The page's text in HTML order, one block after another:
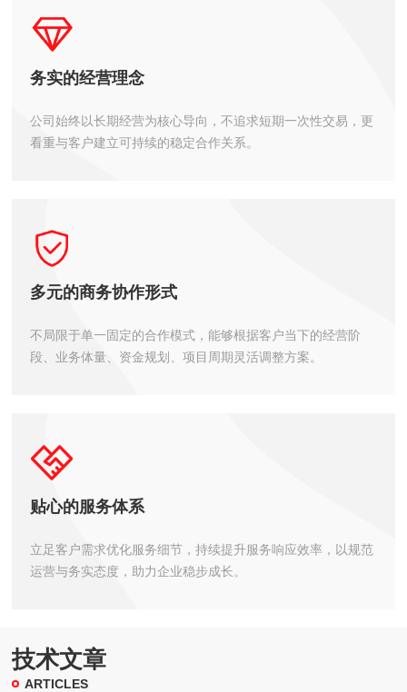
务实的经营理念
公司始终以长期经营为核心导向，不追求短期一次性交易，更
看重与客户建立可持续的稳定合作关系。
多元的商务协作形式
不局限于单一固定的合作模式，能够根据客户当下的经营阶
段、业务体量、资金规划、项目周期灵活调整方案。
贴心的服务体系
立足客户需求优化服务细节，持续提升服务响应效率，以规范
运营与务实态度，助力企业稳步成长。
技术文章
ARTICLES